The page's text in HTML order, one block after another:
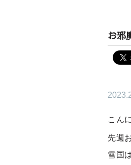
お邪
こん
先週
雪国